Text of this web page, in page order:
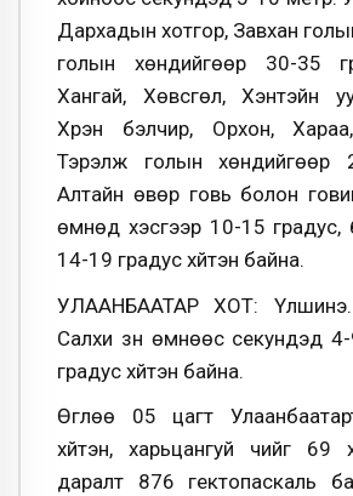
Дархадын хотгор, Завхан
голын хөндийгөөр 30-35
Хангай, Хөвсгөл, Хэнтэйн
Хүрэн бэлчир, Орхон,
Тэрэлж голын хөндийгөөр
Алтайн өвөр говь болон
өмнөд хэсгээр 10-15 градус,
14-19 градус хүйтэн байна.
УЛААНБААТАР ХОТ: Үүлшинэ.
Салхи зүүн өмнөөс секундэд
градус хүйтэн байна.
Өглөө 05 цагт
хүйтэн, харьцангуй чийг 69
даралт 876 гектопаскаль